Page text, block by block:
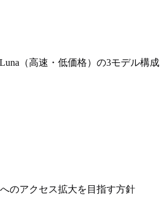
（高速・低価格）の3モデル構成
のアクセス拡大を目指す方針